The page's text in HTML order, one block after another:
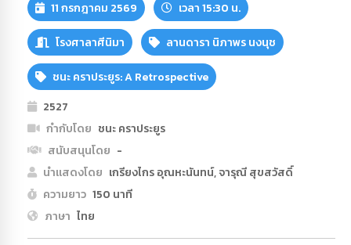
11 กรกฎาคม 2569 เวลา 15:30 น.
โรงศาลาศีนิมา ลานดารา นิภาพร นงนุช
ชนะ คราประยูร: A Retrospective
2527
กำกับโดย ชนะ คราประยูร
สนับสนุนโดย -
นำแสดงโดย เกรียงไกร อุณหะนันทน์, จารุณี สุขสวัสดิ์
ความยาว 150 นาที
ภาษา ไทย